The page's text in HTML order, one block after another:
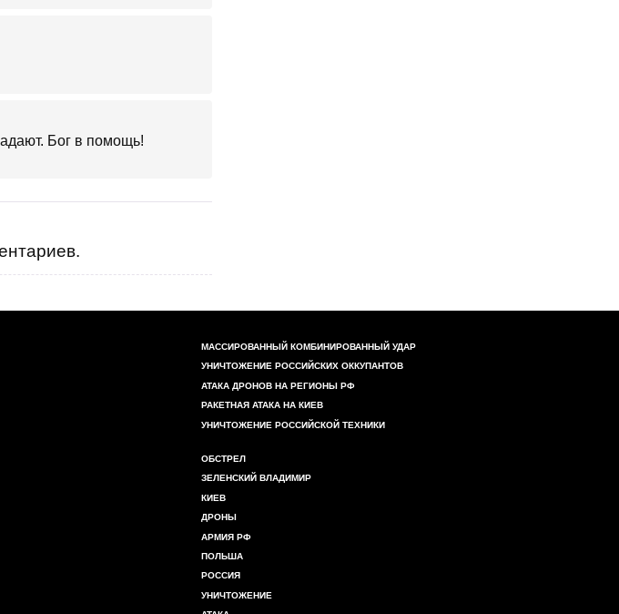
Бог в помощь!
МАССИРОВАННЫЙ КОМБИНИРОВАННЫЙ УДАР
УНИЧТОЖЕНИЕ РОССИЙСКИХ ОККУПАНТОВ
АТАКА ДРОНОВ НА РЕГИОНЫ РФ
РАКЕТНАЯ АТАКА НА КИЕВ
УНИЧТОЖЕНИЕ РОССИЙСКОЙ ТЕХНИКИ
ОБСТРЕЛ
ЗЕЛЕНСКИЙ ВЛАДИМИР
КИЕВ
ДРОНЫ
АРМИЯ РФ
ПОЛЬША
РОССИЯ
УНИЧТОЖЕНИЕ